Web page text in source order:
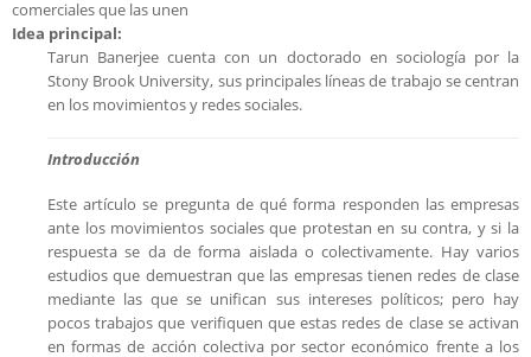
comerciales que las unen
Idea principal:
Tarun Banerjee cuenta con un doctorado en sociología por la
Stony Brook University, sus principales líneas de trabajo se centran
en los movimientos y redes sociales.
Introducción
Este artículo se pregunta de qué forma responden las empresas
ante los movimientos sociales que protestan en su contra, y si la
respuesta se da de forma aislada o colectivamente. Hay varios
estudios que demuestran que las empresas tienen redes de clase
mediante las que se unifican sus intereses políticos; pero hay
pocos trabajos que verifiquen que estas redes de clase se activan
en formas de acción colectiva por sector económico frente a los